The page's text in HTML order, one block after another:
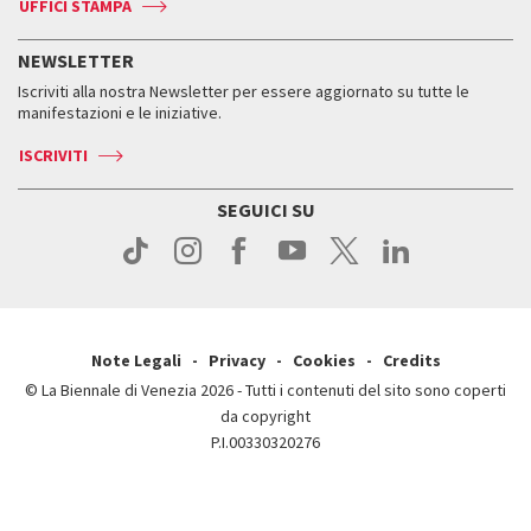
Press
Accrediti
Come raggiungerci
Come raggiungerci
Contatti
Press
Press
Orari e sedi
Biglietti
Servizi al pubblico
Come raggiungerci
Contatti
ASAC DATI
Storia
Orari e sedi
UFFICI STAMPA
NEWSLETTER
Iscriviti alla nostra Newsletter per essere aggiornato su tutte le
manifestazioni e le iniziative.
ISCRIVITI
SEGUICI SU
Note Legali Privacy Cookies
Credits
© La Biennale di Venezia 2026 - Tutti i contenuti del sito sono coperti
da copyright
P.I.00330320276